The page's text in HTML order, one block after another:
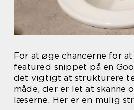
For at øge chancerne for
featured snippet på en
det vigtigt at strukturere
måde, der er let at skanne
læserne. Her er en mulig